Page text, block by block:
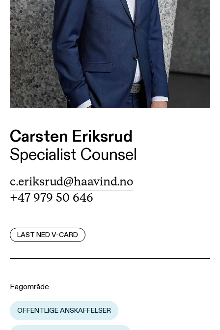
Carsten Eriksrud
Specialist Counsel
c.eriksrud@haavind.no
+47 979 50 646
LAST NED V-CARD
Fagområde
OFFENTLIGE ANSKAFFELSER